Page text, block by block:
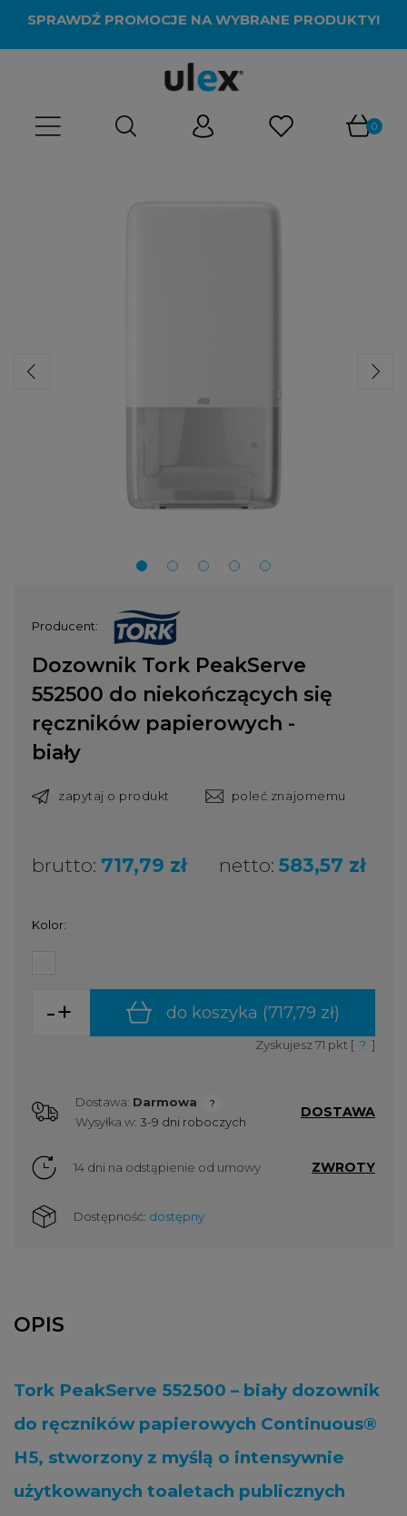
SPRAWDŹ PROMOCJE NA WYBRANE PRODUKTY!
Producent:
Dozownik Tork PeakServe
552500 do niekończących się
ręczników papierowych -
biały
zapytaj o produkt poleć znajomemu
brutto: 717,79 zł netto: 583,57 zł
Kolor:
+
- do koszyka (717,79 zł)
Zyskujesz71 pkt [ ? ]
Dostawa: Darmowa
Cena nie zawiera ewentualnych kosztów płatności
Wysyłka w: 3-9 dni roboczych
DOSTAWA
14 dni na odstąpienie od umowy ZWROTY
Dostępność: dostępny
OPIS
Tork PeakServe 552500 – biały dozownik
do ręczników papierowych Continuous®
H5, stworzony z myślą o intensywnie
użytkowanych toaletach publicznych